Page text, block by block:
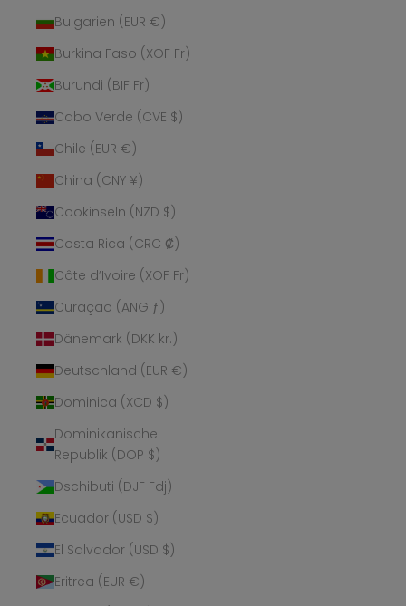
Bulgarien (EUR €)
Burkina Faso (XOF Fr)
Burundi (BIF Fr)
Cabo Verde (CVE $)
Chile (EUR €)
China (CNY ¥)
Cookinseln (NZD $)
Costa Rica (CRC ₡)
Côte d’Ivoire (XOF Fr)
Curaçao (ANG ƒ)
Dänemark (DKK kr.)
Deutschland (EUR €)
Dominica (XCD $)
Dominikanische
Republik (DOP $)
Dschibuti (DJF Fdj)
Ecuador (USD $)
El Salvador (USD $)
Eritrea (EUR €)